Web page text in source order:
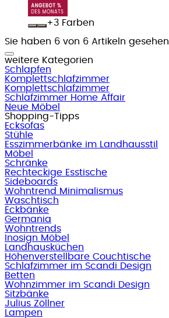
+
Farben
Sie haben 6 von 6 Artikeln gesehen
weitere Kategorien
Schlapfen
Komplettschlafzimmer
Komplettschlafzimmer
Schlafzimmer Home Affair
Neue Möbel
Shopping-Tipps
Ecksofas
Stühle
Esszimmerbänke im Landhausstil
Möbel
Schränke
Rechteckige Esstische
Sideboards
Wohntrend Minimalismus
Waschtisch
Eckbänke
Germania
Wohntrends
Inosign Möbel
Landhausküchen
Höhenverstellbare Couchtische
Schlafzimmer im Scandi Design
Betten
Wohnzimmer im Scandi Design
Sitzbänke
Julius Zöllner
Lampen